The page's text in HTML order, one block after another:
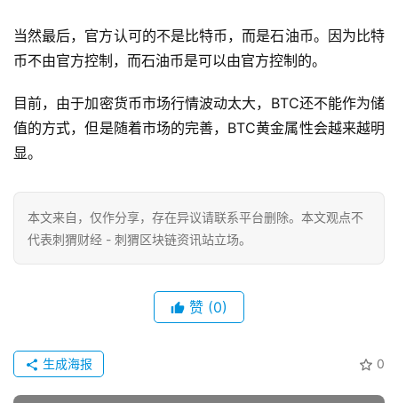
当然最后，官方认可的不是比特币，而是石油币。因为比特
币不由官方控制，而石油币是可以由官方控制的。
目前，由于加密货币市场行情波动太大，BTC还不能作为储
值的方式，但是随着市场的完善，BTC黄金属性会越来越明
显。
本文来自 ，仅作分享，存在异议请联系平台删除。本文观点不
代表刺猬财经 - 刺猬区块链资讯站立场。
赞 (0)
0
生成海报